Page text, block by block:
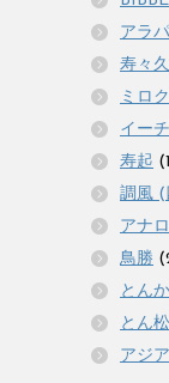
アラ
寿々久
ミロ
イー
寿起
調風 (
アナ
鳥勝
とん
とん松
アジ